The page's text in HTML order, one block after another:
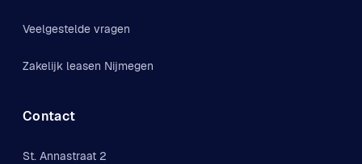
Veelgestelde vragen
Zakelijk leasen Nijmegen
Contact
St. Annastraat 2